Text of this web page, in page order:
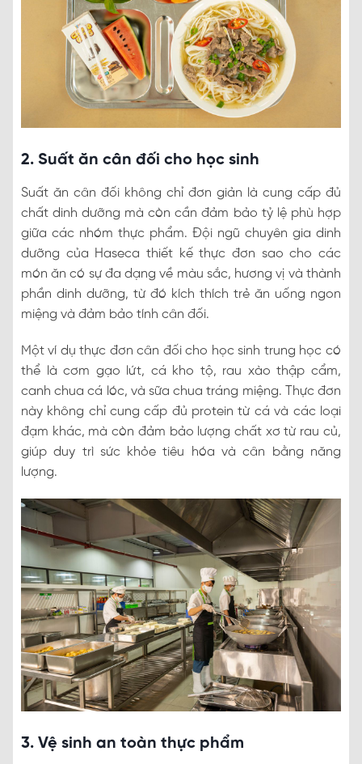
2. Suất ăn cân đối cho học sinh
Suất ăn cân đối không chỉ đơn giản là cung cấp đủ
chất dinh dưỡng mà còn cần đảm bảo tỷ lệ phù hợp
giữa các nhóm thực phẩm. Đội ngũ chuyên gia dinh
dưỡng của Haseca thiết kế thực đơn sao cho các
món ăn có sự đa dạng về màu sắc, hương vị và thành
phần dinh dưỡng, từ đó kích thích trẻ ăn uống ngon
miệng và đảm bảo tính cân đối.
Một ví dụ thực đơn cân đối cho học sinh trung học có
thể là cơm gạo lứt, cá kho tộ, rau xào thập cẩm,
canh chua cá lóc, và sữa chua tráng miệng. Thực đơn
này không chỉ cung cấp đủ protein từ cá và các loại
đạm khác, mà còn đảm bảo lượng chất xơ từ rau củ,
giúp duy trì sức khỏe tiêu hóa và cân bằng năng
lượng.
3. Vệ sinh an toàn thực phẩm